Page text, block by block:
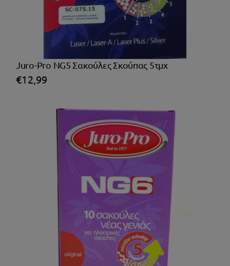
Juro-Pro NG5 Σακούλες Σκούπας 5τμχ
€12,99